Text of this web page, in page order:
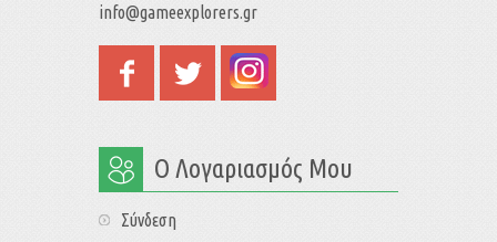
info@gameexplorers.gr
Ο Λογαριασμός Μου
Σύνδεση